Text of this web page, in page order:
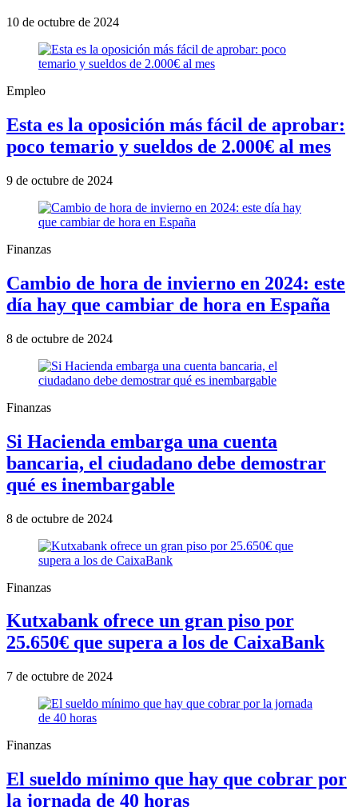
10 de octubre de 2024
Empleo
Esta es la oposición más fácil de aprobar:
poco temario y sueldos de 2.000€ al mes
9 de octubre de 2024
Finanzas
Cambio de hora de invierno en 2024: este
día hay que cambiar de hora en España
8 de octubre de 2024
Finanzas
Si Hacienda embarga una cuenta
bancaria, el ciudadano debe demostrar
qué es inembargable
8 de octubre de 2024
Finanzas
Kutxabank ofrece un gran piso por
25.650€ que supera a los de CaixaBank
7 de octubre de 2024
Finanzas
El sueldo mínimo que hay que cobrar por
la jornada de 40 horas